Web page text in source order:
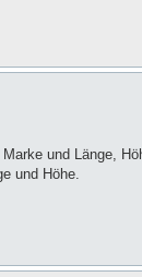
und Länge,
und Höhe.